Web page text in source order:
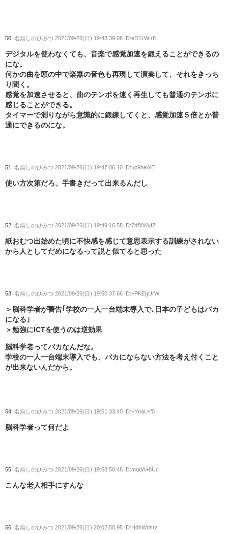
50: 名無しのひみつ 2021/09/26(日) 19:43:39.08 ID:eD1LWIr8
デジタルを使わなくても、音楽で感覚加速を鍛えることができるの
にな。
何かの曲を頭の中で楽器の音色も再現して演奏して、それをきっち
り聞く。
感覚を加速させると、曲のテンポを速く再生しても普通のテンポに
感じることができる。
タイマーで測りながら意識的に鍛錬してくと、感覚加速５倍とか普
通にできるのにな。
51: 名無しのひみつ 2021/09/26(日) 19:47:06.10 ID:up9heAlE
使い方次第だろ。手書きだって出来るんだし
52: 名無しのひみつ 2021/09/26(日) 19:49:16.58 ID:7dfXWyfZ
紙おむつ出始めた頃に不快感を感じて意思表示する訓練がされない
から人としてだめになるって説と似てると思った
53: 名無しのひみつ 2021/09/26(日) 19:50:37.66 ID:+PKEgUrW
＞脳科学者が警告｢学校の一人一台端末導入で､日本の子どもはバカ
になる｣
＞勉強にICTを使うのは逆効果
脳科学者ってバカなんだな。
学校の一人一台端末導入でも、バカにならない方法を考え付くこと
が出来ないんだから。
54: 名無しのひみつ 2021/09/26(日) 19:51:33.40 ID:+YnaL+f0
脳科学者って何だよ
55: 名無しのひみつ 2021/09/26(日) 19:58:50.48 ID:mqdA+8Uc
こんな老人相手にすんな
56: 名無しのひみつ 2021/09/26(日) 20:02:50.95 ID:HdhWdsrz